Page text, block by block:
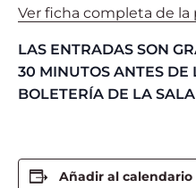
Ver ficha completa de la
LAS ENTRADAS SON
30 MINUTOS ANTES DE
BOLETERÍA DE LA
Añadir al calendario